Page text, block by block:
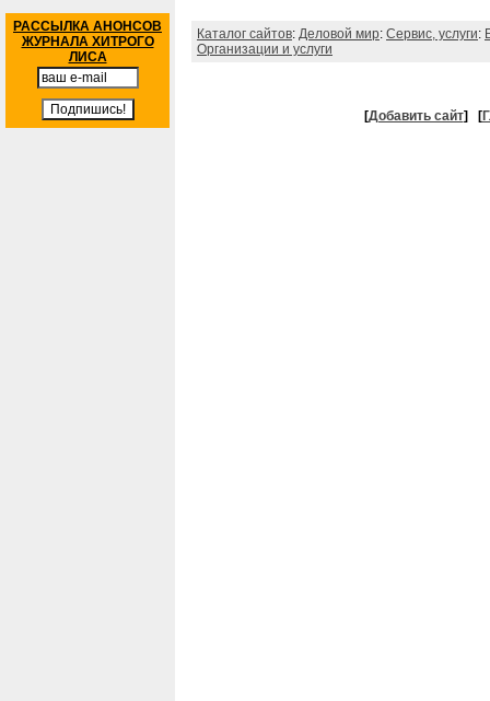
РАССЫЛКА АНОНСОВ
ЖУРНАЛА ХИТРОГО
ЛИСА
Каталог сайтов: Деловой мир: Сервис, услуги:
Организации и услуги
[Добавить сайт] [